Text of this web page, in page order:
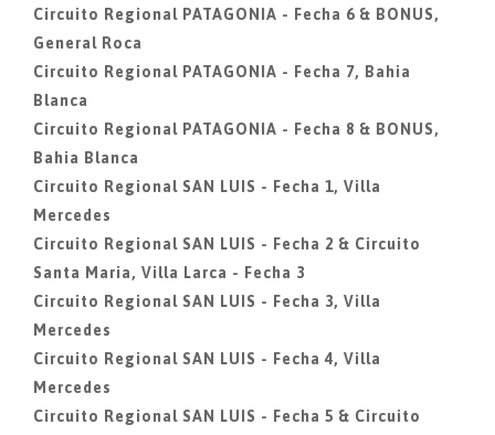
Circuito Regional PATAGONIA - Fecha 6 & BONUS,
General Roca
Circuito Regional PATAGONIA - Fecha 7, Bahia
Blanca
Circuito Regional PATAGONIA - Fecha 8 & BONUS,
Bahia Blanca
Circuito Regional SAN LUIS - Fecha 1, Villa
Mercedes
Circuito Regional SAN LUIS - Fecha 2 & Circuito
Santa Maria, Villa Larca - Fecha 3
Circuito Regional SAN LUIS - Fecha 3, Villa
Mercedes
Circuito Regional SAN LUIS - Fecha 4, Villa
Mercedes
Circuito Regional SAN LUIS - Fecha 5 & Circuito